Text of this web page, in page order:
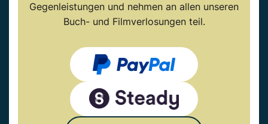
Gegenleistungen und nehmen an allen unseren
Buch- und Filmverlosungen teil.